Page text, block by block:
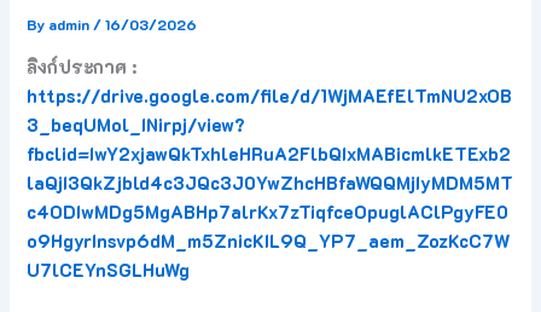
By admin/16/03/2026
ลิงก์ประกาศ :
https://drive.google.com/file/d/1WjMAEfElTmNU2xOB
3_beqUMol_INirpj/view?
fbclid=IwY2xjawQkTxhleHRuA2FlbQIxMABicmlkETExb2
laQjI3QkZjbld4c3JQc3J0YwZhcHBfaWQQMjIyMDM5MT
c4ODIwMDg5MgABHp7alrKx7zTiqfceOpuglAClPgyFE0
o9HgyrInsvp6dM_m5ZnicKIL9Q_YP7_aem_ZozKcC7W
U7lCEYnSGLHuWg